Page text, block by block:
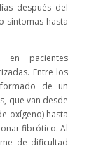
después del
síntomas hasta
pacientes
Entre los
de un
que van desde
oxígeno) hasta
fibrótico. Al
de dificultad